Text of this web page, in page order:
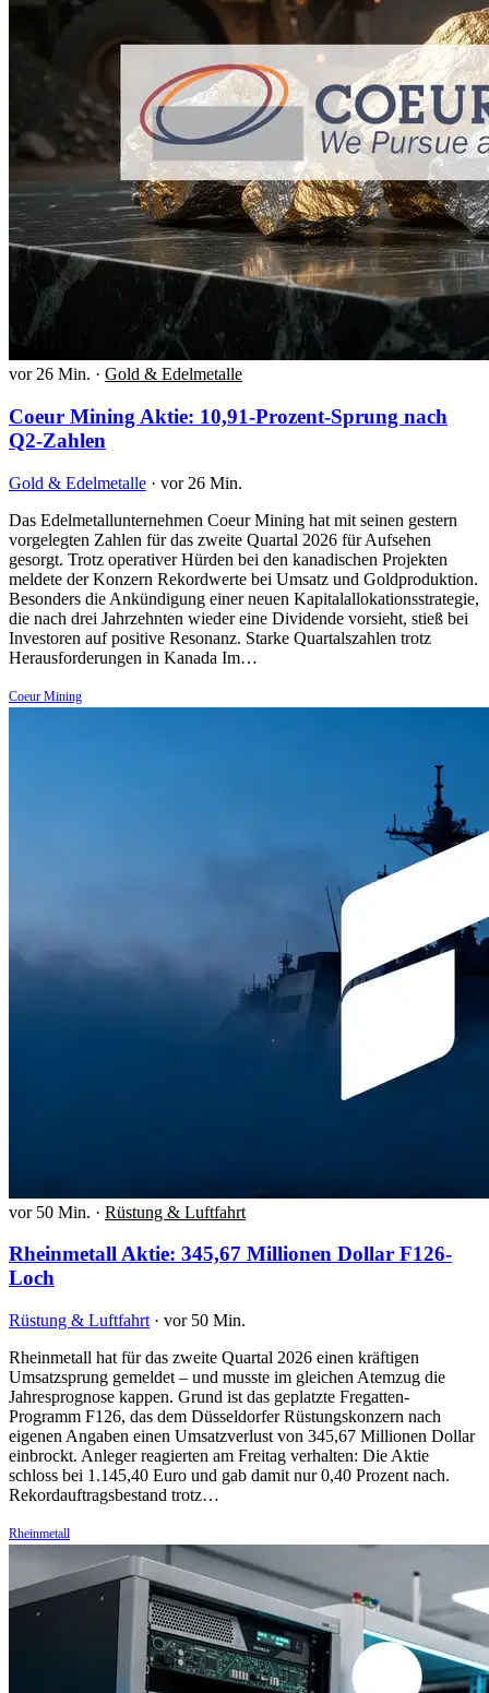
vor 26 Min. · Gold & Edelmetalle
Coeur Mining Aktie: 10,91-Prozent-Sprung nach
Q2-Zahlen
Gold & Edelmetalle · vor 26 Min.
Das Edelmetallunternehmen Coeur Mining hat mit seinen gestern
vorgelegten Zahlen für das zweite Quartal 2026 für Aufsehen
gesorgt. Trotz operativer Hürden bei den kanadischen Projekten
meldete der Konzern Rekordwerte bei Umsatz und Goldproduktion.
Besonders die Ankündigung einer neuen Kapitalallokationsstrategie,
die nach drei Jahrzehnten wieder eine Dividende vorsieht, stieß bei
Investoren auf positive Resonanz. Starke Quartalszahlen trotz
Herausforderungen in Kanada Im…
Coeur Mining
vor 50 Min. · Rüstung & Luftfahrt
Rheinmetall Aktie: 345,67 Millionen Dollar F126-
Loch
Rüstung & Luftfahrt · vor 50 Min.
Rheinmetall hat für das zweite Quartal 2026 einen kräftigen
Umsatzsprung gemeldet – und musste im gleichen Atemzug die
Jahresprognose kappen. Grund ist das geplatzte Fregatten-
Programm F126, das dem Düsseldorfer Rüstungskonzern nach
eigenen Angaben einen Umsatzverlust von 345,67 Millionen Dollar
einbrockt. Anleger reagierten am Freitag verhalten: Die Aktie
schloss bei 1.145,40 Euro und gab damit nur 0,40 Prozent nach.
Rekordauftragsbestand trotz…
Rheinmetall